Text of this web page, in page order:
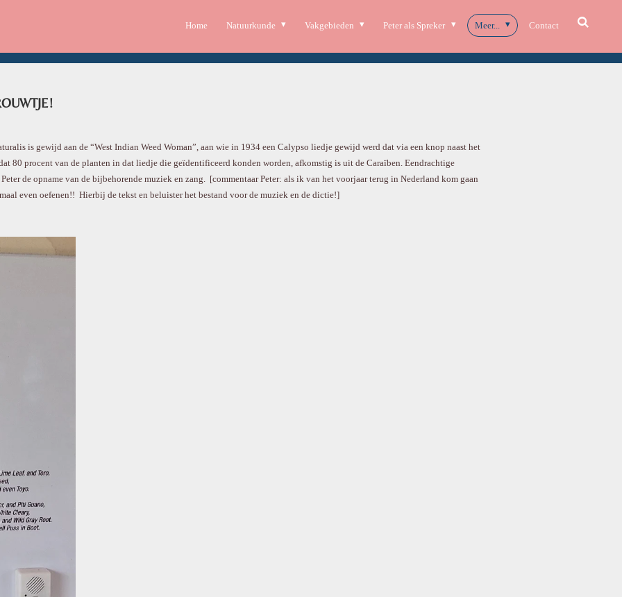
Home Natuurkunde Vakgebieden Peter als Spreker Meer... Contact
is gewijd aan de “West Indian Weed Woman”, aan wie in 1934 een Calypso liedje gewijd werd dat via een knop naast het
80 procent van de planten in dat liedje die geïdentificeerd konden worden, afkomstig is uit de Caraïben. Eendrachtige
de opname van de bijbehorende muziek en zang. [commentaar Peter: als ik van het voorjaar terug in Nederland kom gaan
even oefenen!! Hierbij de tekst en beluister het bestand voor de muziek en de dictie!]